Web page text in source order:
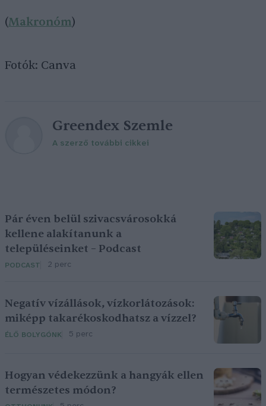
(Makronóm)
Fotók: Canva
Greendex Szemle
A szerző további cikkei
Pár éven belül szivacsvárosokká
kellene alakítanunk a
településeinket – Podcast
PODCAST 2 perc
Negatív vízállások, vízkorlátozások:
miképp takarékoskodhatsz a vízzel?
ÉLŐ BOLYGÓNK 5 perc
Hogyan védekezzünk a hangyák ellen
természetes módon?